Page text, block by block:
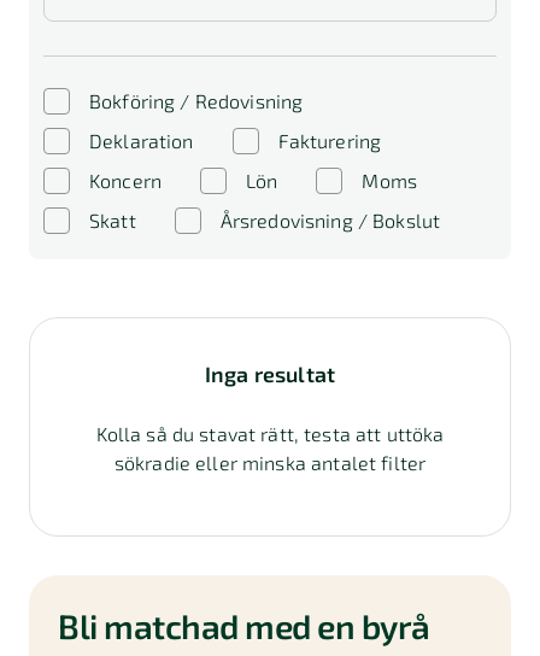
Bokföring / Redovisning
Deklaration
Fakturering
Koncern
Lön
Moms
Skatt
Årsredovisning / Bokslut
Inga resultat
Kolla så du stavat rätt, testa att uttöka
sökradie eller minska antalet filter
Bli matchad med en byrå